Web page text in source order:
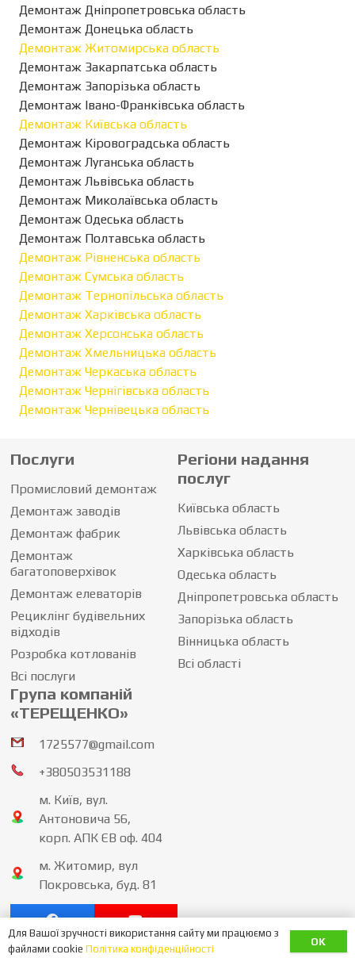
Демонтаж Дніпропетровська область
Демонтаж Донецька область
Демонтаж Житомирська область
Демонтаж Закарпатська область
Демонтаж Запорізька область
Демонтаж Івано-Франківська область
Демонтаж Київська область
Демонтаж Кіровоградська область
Демонтаж Луганська область
Демонтаж Львівська область
Демонтаж Миколаївська область
Демонтаж Одеська область
Демонтаж Полтавська область
Демонтаж Рівненська область
Демонтаж Сумська область
Демонтаж Тернопільська область
Демонтаж Харківська область
Демонтаж Херсонська область
Демонтаж Хмельницька область
Демонтаж Черкаська область
Демонтаж Чернігівська область
Демонтаж Чернівецька область
Послуги
Промисловий демонтаж
Демонтаж заводів
Демонтаж фабрик
Демонтаж
багатоповерхівок
Демонтаж елеваторів
Рециклінг будівельних
відходів
Розробка котлованів
Всі послуги
Регіони надання
послуг
Київська область
Львівська область
Харківська область
Одеська область
Дніпропетровська область
Запорізька область
Вінницька область
Всі області
Група компаній
«ТЕРЕЩЕНКО»
1725577@gmail.com
+380503531188
м. Київ, вул.
Антоновича 56,
корп. АПК ЄВ оф. 404
м. Житомир, вул
Покровська, буд. 81
політика конфіденційності
Для Вашої зручності використання сайту ми працюємо з
файлами cookie Політика конфіденційності
OK